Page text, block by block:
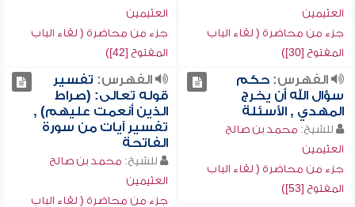
العثيمين
جزء من محاضرة ( لقاء الباب
المفتوح [30])
العثيمين
جزء من محاضرة ( لقاء الباب
المفتوح [42])
الفهرس:حكم
سؤال الله أن يخرج
المهدي , الأسئلة
للشيخ: محمد بن صالح
العثيمين
جزء من محاضرة ( لقاء الباب
المفتوح [53])
الفهرس: تفسير
قوله تعالى: (صراط
الذين أنعمت عليهم) ,
تفسير آيات من سورة
الفاتحة
للشيخ: محمد بن صالح
العثيمين
جزء من محاضرة ( لقاء الباب